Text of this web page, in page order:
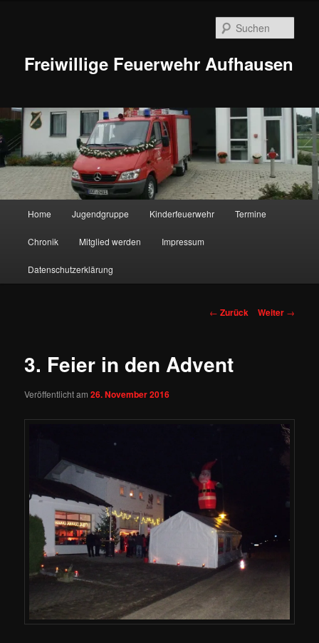
Freiwillige Feuerwehr Aufhausen
Home Jugendgruppe Kinderfeuerwehr Termine
Chronik Mitglied werden Impressum
Datenschutzerklärung
Beitragsnavigation
← Zurück Weiter →
3. Feier in den Advent
Veröffentlicht am26. November 2016